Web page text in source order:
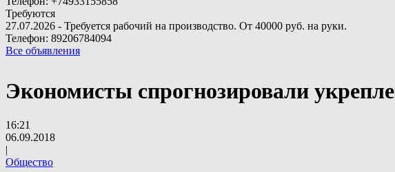
Требуются
27.07.2026 - Требуется рабочий на производство. От 40000 руб. на руки.
Телефон: 89206784094
Все объявления
Экономисты спрогнозировали
16:21
06.09.2018
|
Общество